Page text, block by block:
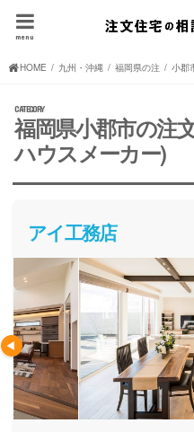
menu
HOME 九州・沖縄の注文住宅(住宅メー
福岡県の注文住宅(
小郡
福岡県小郡市の注
ハウスメーカー)
アイ工務店